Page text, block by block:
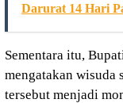
Darurat 14 Hari
Sementara itu,
mengatakan wisuda
tersebut menjadi